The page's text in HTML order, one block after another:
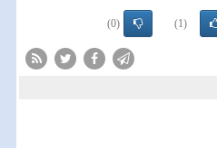
(1)
(0)